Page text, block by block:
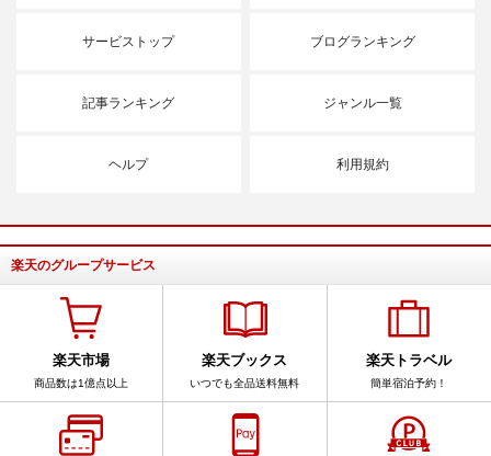
サービストップ ブログランキング
記事ランキング ジャンル一覧
ヘルプ 利用規約
楽天のグループサービス
楽天市場
商品数は1億点以上
楽天ブックス
いつでも全品送料無料
楽天トラベル
簡単宿泊予約！